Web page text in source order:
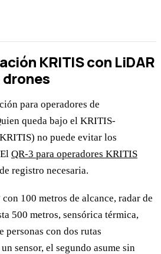
KRITIS con LiDAR
para operadores de
queda bajo el KRITIS-
no puede evitar los
QR-3 para operadores KRITIS
registro necesaria.
100 metros de alcance, radar de
500 metros, sensórica térmica,
personas con dos rutas
sensor, el segundo asume sin